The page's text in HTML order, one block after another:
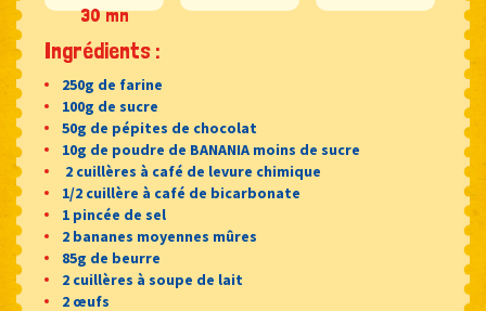
30 mn
Ingrédients :
250g de farine
100g de sucre
50g de pépites de chocolat
10g de poudre de BANANIA moins de sucre
2 cuillères à café de levure chimique
1/2 cuillère à café de bicarbonate
1 pincée de sel
2 bananes moyennes mûres
85g de beurre
2 cuillères à soupe de lait
2 œufs